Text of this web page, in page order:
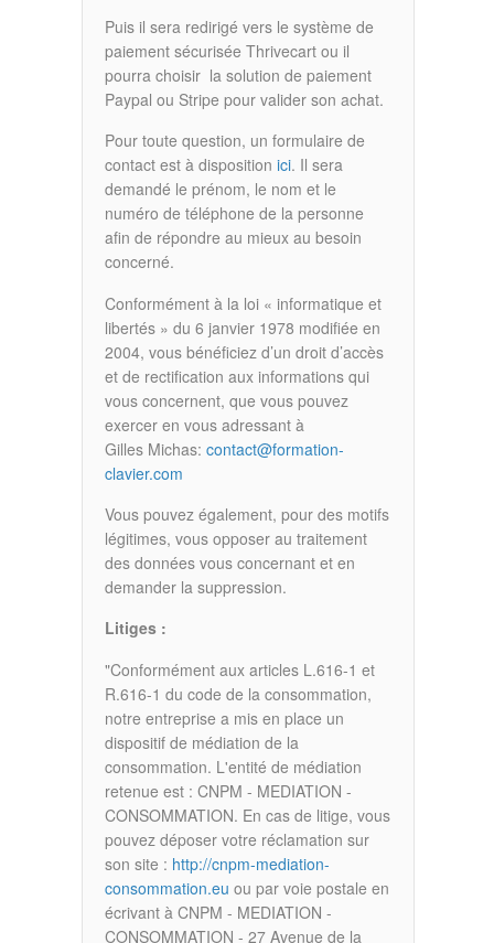
Puis il sera redirigé vers le système de
paiement sécurisée Thrivecart ou il
pourra choisir la solution de paiement
Paypal ou Stripe pour valider son achat.
Pour toute question, un formulaire de
contact est à disposition ici. Il sera
demandé le prénom, le nom et le
numéro de téléphone de la personne
afin de répondre au mieux au besoin
concerné.
Conformément à la loi « informatique et
libertés » du 6 janvier 1978 modifiée en
2004, vous bénéficiez d’un droit d’accès
et de rectification aux informations qui
vous concernent, que vous pouvez
exercer en vous adressant à
Gilles Michas: contact@formation-
clavier.com
Vous pouvez également, pour des motifs
légitimes, vous opposer au traitement
des données vous concernant et en
demander la suppression.
Litiges :
"Conformément aux articles L.616-1 et
R.616-1 du code de la consommation,
notre entreprise a mis en place un
dispositif de médiation de la
consommation. L'entité de médiation
retenue est : CNPM - MEDIATION -
CONSOMMATION. En cas de litige, vous
pouvez déposer votre réclamation sur
son site : http://cnpm-mediation-
consommation.eu ou par voie postale en
écrivant à CNPM - MEDIATION -
CONSOMMATION - 27 Avenue de la